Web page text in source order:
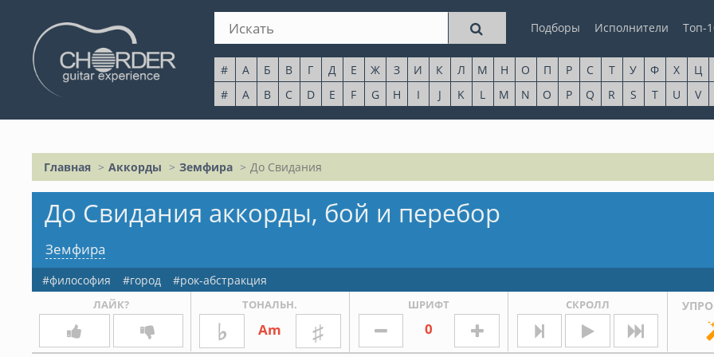
Подборы Исполнители Топ-
# А Б В Г Д Е Ж З И К Л М Н О П Р С Т У Ф Х
Ц
#
A B C D E F G H I J K L M N O P Q R S T U V
Главная Аккорды Земфира До Свидания
До Свидания аккорды, бой и перебор
Земфира
философия город рок-абстракция
ЛАЙК? ТОНАЛЬН.
♭ Am ♯
ШРИФТ
0
СКРОЛЛ